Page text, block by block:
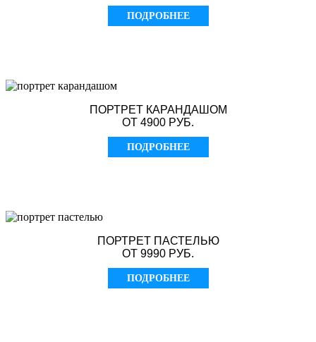
ПОДРОБНЕЕ
ПОРТРЕТ КАРАНДАШОМ
ОТ 4900 РУБ.
ПОДРОБНЕЕ
ПОРТРЕТ ПАСТЕЛЬЮ
ОТ 9990 РУБ.
ПОДРОБНЕЕ